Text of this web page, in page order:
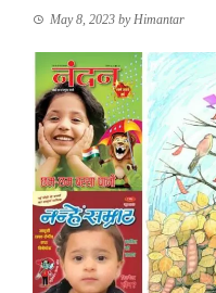
May 8, 2023 byHimantar